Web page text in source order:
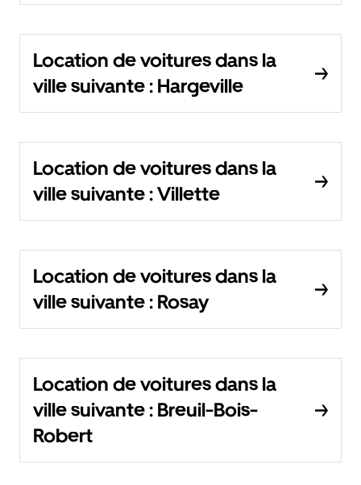
Location de voitures dans la
ville suivante : Hargeville
Location de voitures dans la
ville suivante : Villette
Location de voitures dans la
ville suivante : Rosay
Location de voitures dans la
ville suivante : Breuil-Bois-
Robert